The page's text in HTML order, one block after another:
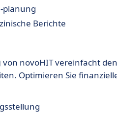
planung
Berichte
von novoHIT vereinfacht
Optimieren Sie